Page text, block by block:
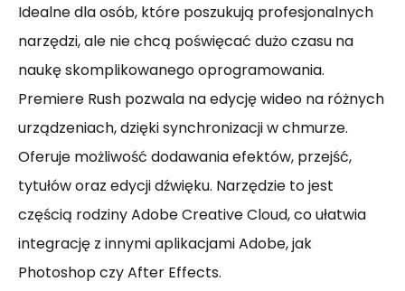
Idealne dla osób, które poszukują profesjonalnych
narzędzi, ale nie chcą poświęcać dużo czasu na
naukę skomplikowanego oprogramowania.
Premiere Rush pozwala na edycję wideo na różnych
urządzeniach, dzięki synchronizacji w chmurze.
Oferuje możliwość dodawania efektów, przejść,
tytułów oraz edycji dźwięku. Narzędzie to jest
częścią rodziny Adobe Creative Cloud, co ułatwia
integrację z innymi aplikacjami Adobe, jak
Photoshop czy After Effects.